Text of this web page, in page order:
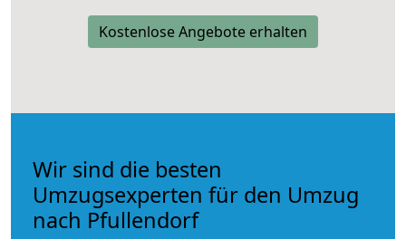
Kostenlose Angebote erhalten
Wir sind die besten
Umzugsexperten für den Umzug
nach Pfullendorf